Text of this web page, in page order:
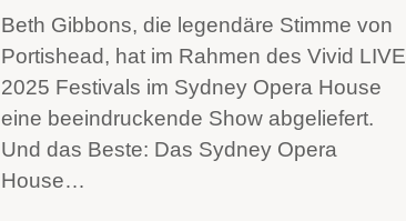
Beth Gibbons, die legendäre Stimme von
Portishead, hat im Rahmen des Vivid LIVE
2025 Festivals im Sydney Opera House
eine beeindruckende Show abgeliefert.
Und das Beste: Das Sydney Opera
House…